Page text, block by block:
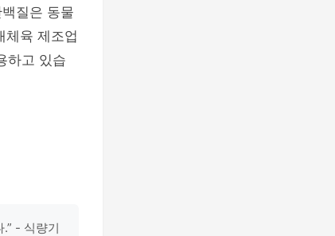
질은 동물
체육 제조업
하고 있습
- 식량기